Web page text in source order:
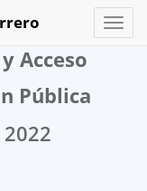
Toggle
Acceso
Pública